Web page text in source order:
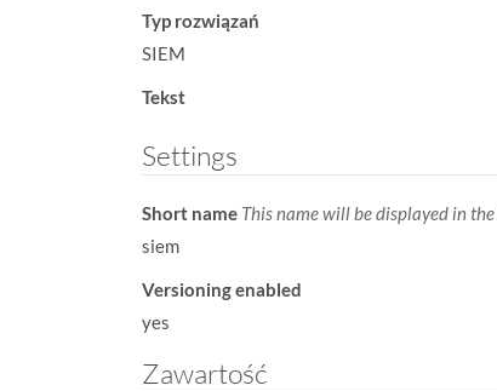
ś
w
Typ rozwiązań
SIEM
Tekst
Settings
Short name This name will be displayed in the
siem
Versioning enabled
yes
Zawartość